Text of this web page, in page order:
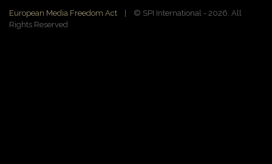
European Media Freedom Act | ©️ SPI International - 2026. All
Rights Reserved